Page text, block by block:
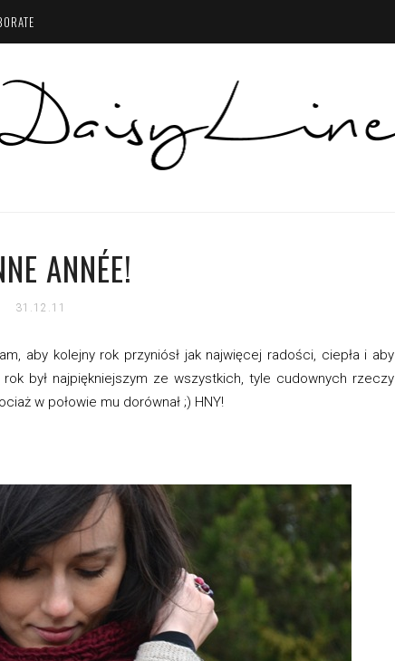
ANNÉE!
31.12.11
aby kolejny rok przyniósł jak najwięcej radości, ciepła i aby
był najpiękniejszym ze wszystkich, tyle cudownych rzeczy
w połowie mu dorównał ;) HNY!